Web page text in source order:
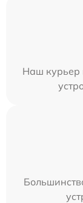
Наш курьер